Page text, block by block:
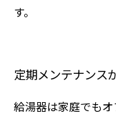
す。
定期メンテナンス
給湯器は家庭でも